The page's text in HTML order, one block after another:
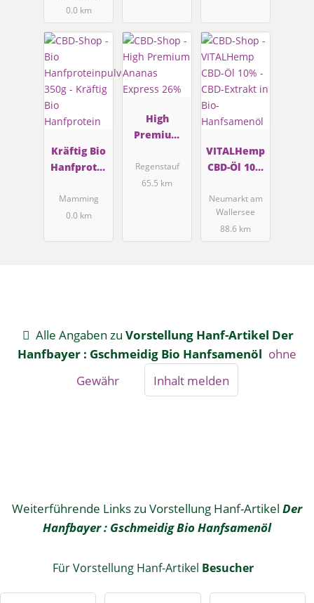
0.0 km
Kräftig Bio
Hanfprotei
Mamming
0.0 km
High
Premium
Express
26%
Regenstauf
65.5 km
VITALHemp
CBD-Öl 10%
Extrakt in
Bio-
Hanfsamen
Neumarkt am
Wallersee
88.6 km
Alle Angaben zuVorstellung Hanf-Artikel Der
Hanfbayer : Gschmeidig Bio Hanfsamenöl ohne
Gewähr
Inhalt melden
Weiterführende Links zu Vorstellung Hanf-Artikel Der
Hanfbayer : Gschmeidig Bio Hanfsamenöl
Für Vorstellung Hanf-Artikel Besucher